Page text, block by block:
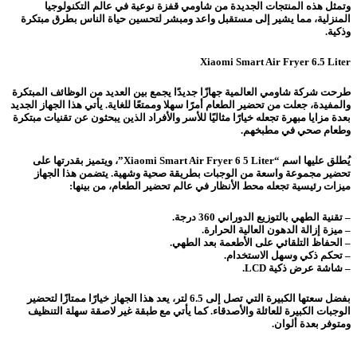
وتمثل هذه المنتجات الجديدة من شاومي قفزة نوعية في عالم التكنولوجيا
المنزلية، مما يشير إلى مستقبل واعد ومبشر لتحسين حياة الناس بطرق مبتكرة
وذكية.
Xiaomi Smart Air Fryer 6.5 Liter
طرحت شركة شاومي العالمية جهازًا جديدًا يجمع بين العديد من الوظائف المبتكرة
والمفيدة، جعلت من تحضير الطعام أمرًا سهلا وممتعًا للغاية. يأتي هذا الجهاز الجديد
بعدة مزايا مبهرة تجعله خيارًا مثاليًا للأسر والأفراد الذين يبحثون عن تقنيات مبتكرة
وطعام صحي في مطبخهم.
يُطلق عليها اسم “Xiaomi Smart Air Fryer 6 5 Liter”، ويتميز بقدرتها على
تحضير مجموعة واسعة من الوجبات بطريقة صحية وشهية. يتضمن هذا الجهاز
ميزات رئيسية تجعله محط الأنظار في عالم تحضير الطعام، من بينها:
– تقنية الطهي بالتوزيع الدوراني 360 درجة.
– ميزة إزالة الدهون العالية الحرارة.
– الحفاظ التلقائي على الأطعمة بعد الطهي.
– تحكم ذكي وسهل الاستخدام.
– شاشة عرض ذكية LCD.
بفضل سعتها الكبيرة التي تصل إلى 6.5 لتر، يعد هذا الجهاز خيارًا ممتازًا لتحضير
الوجبات الكبيرة للعائلة والأصدقاء. كما يأتي مع طبقة غير لاصقة سهلة التنظيف
ومتوفر بعدة ألوان.